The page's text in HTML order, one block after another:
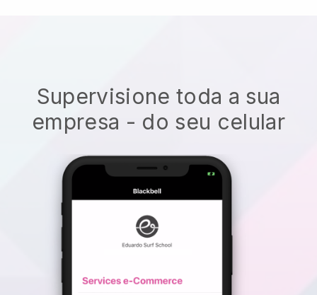
Supervisione toda a sua
empresa - do seu celular